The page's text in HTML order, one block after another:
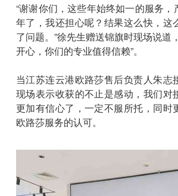
“谢谢你们，这些年始终如一的服务，
年了，我还担心呢？结果这么快，这
了问题。”徐先生赠送锦旗时现场说道
开心，你们的专业值得信赖”。
当江苏连云港欧路莎售后负责人朱志
现场表示收获的不止是感动，我们对
更加有信心了，一定不服所托，同时
欧路莎服务的认可。